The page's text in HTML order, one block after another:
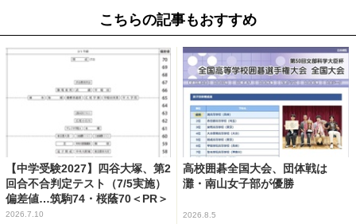
こちらの記事もおすすめ
【中学受験2027】四谷大塚、第2
回合不合判定テスト（7/5実施）
偏差値…筑駒74・桜蔭70＜PR＞
2026.7.10
高校囲碁全国大会、団体戦は
灘・南山女子部が優勝
2026.8.5